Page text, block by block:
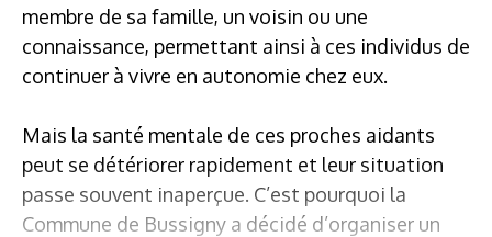
membre de sa famille, un voisin ou une
connaissance, permettant ainsi à ces individus de
continuer à vivre en autonomie chez eux.
Mais la santé mentale de ces proches aidants
peut se détériorer rapidement et leur situation
passe souvent inaperçue. C’est pourquoi la
Commune de Bussigny a décidé d’organiser un